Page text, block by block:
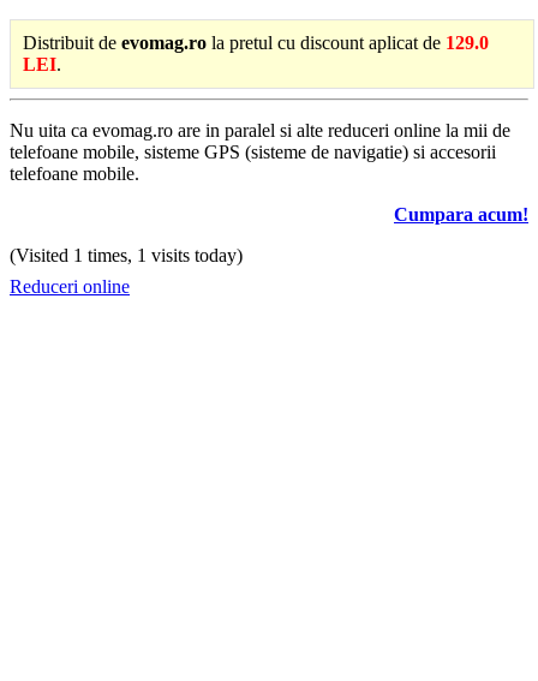
Distribuit de evomag.ro la pretul cu discount aplicat de 129.0
LEI.
Nu uita ca evomag.ro are in paralel si alte reduceri online la mii de
telefoane mobile, sisteme GPS (sisteme de navigatie) si accesorii
telefoane mobile.
Cumpara acum!
(Visited 1 times, 1 visits today)
Reduceri online